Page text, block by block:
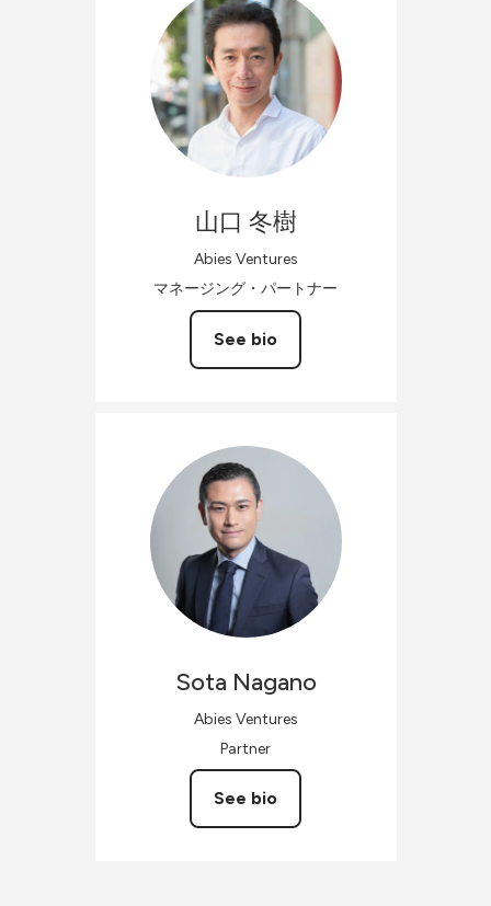
山口 冬樹
Abies Ventures
マネージング・パートナー
See bio
Sota Nagano
Abies Ventures
Partner
See bio